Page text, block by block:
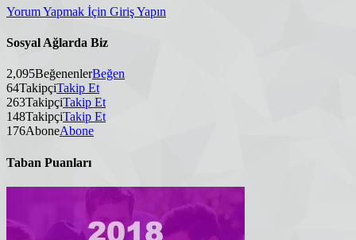
Yorum Yapmak İçin Giriş Yapın
Sosyal Ağlarda Biz
2,095BeğenenlerBeğen
64TakipçiTakip Et
263TakipçiTakip Et
148TakipçiTakip Et
176AboneAbone
Taban Puanları